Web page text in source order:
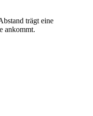
trägt eine
ankommt.